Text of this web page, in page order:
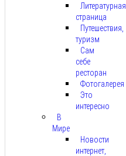
Литературная
страница
Путешествия,
туризм
Сам
себе
ресторан
Фотогалерея
Это
интересно
В
Мире
Новости
интернет,